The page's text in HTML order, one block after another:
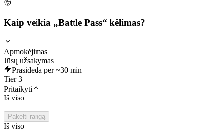
Kaip veikia „Battle Pass“ kėlimas?
Apmokėjimas
Jūsų užsakymas
Prasideda per ~30 min
Tier 3
Pritaikyti
Iš viso
Pakelti rangą
Iš viso